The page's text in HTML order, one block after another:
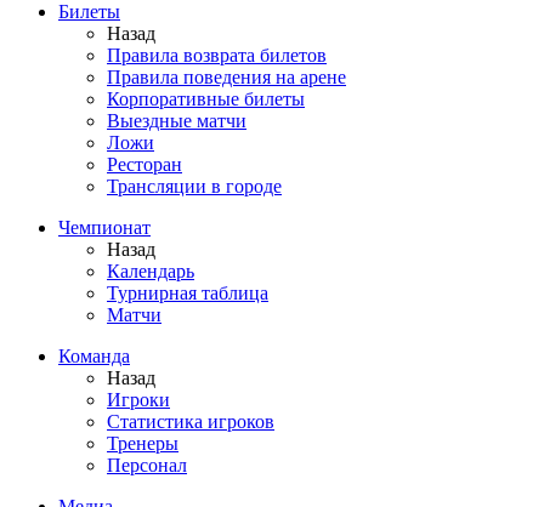
Билеты
Назад
Правила возврата билетов
Правила поведения на арене
Корпоративные билеты
Выездные матчи
Ложи
Ресторан
Трансляции в городе
Чемпионат
Назад
Календарь
Турнирная таблица
Матчи
Команда
Назад
Игроки
Статистика игроков
Тренеры
Персонал